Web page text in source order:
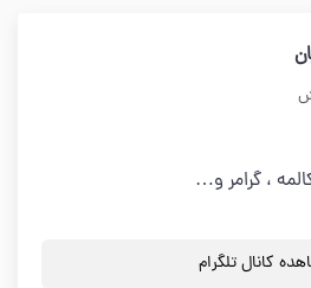
، گرامر و…
کانال تلگرام